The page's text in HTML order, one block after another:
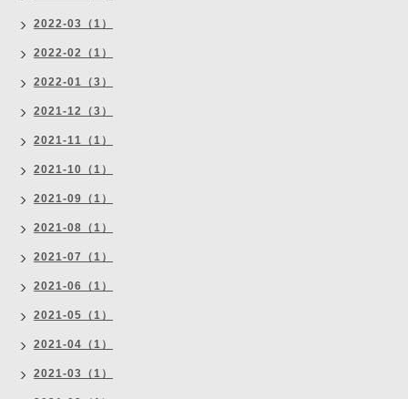
2022-03（1）
2022-02（1）
2022-01（3）
2021-12（3）
2021-11（1）
2021-10（1）
2021-09（1）
2021-08（1）
2021-07（1）
2021-06（1）
2021-05（1）
2021-04（1）
2021-03（1）